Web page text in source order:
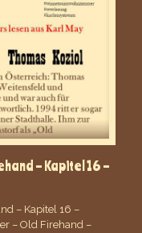
– Kapitel 16 –
– Kapitel 16 –
– Old Firehand –